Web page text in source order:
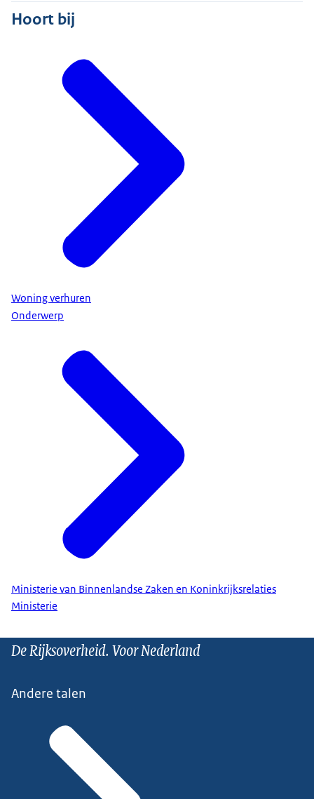
Hoort bij
Woning verhuren
Onderwerp
Ministerie van Binnenlandse Zaken en Koninkrijksrelaties
Ministerie
De Rijksoverheid. Voor Nederland
Andere talen